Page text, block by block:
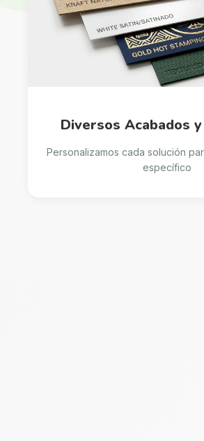
Diversos Acabados
Personalizamos cada solución
específico